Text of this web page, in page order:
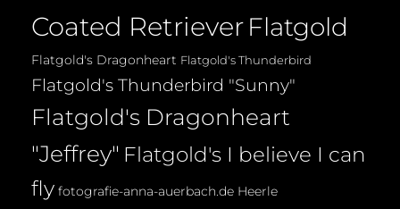
Coated Retriever Flatgold
Flatgold's Dragonheart Flatgold's Thunderbird
Flatgold's Thunderbird "Sunny"
Flatgold's Dragonheart
"Jeffrey" Flatgold's I believe I can
fly fotografie-anna-auerbach.de Heerle